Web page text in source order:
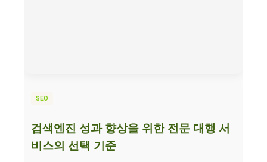
SEO
검색엔진 성과 향상을 위한 전문 대행 서
비스의 선택 기준